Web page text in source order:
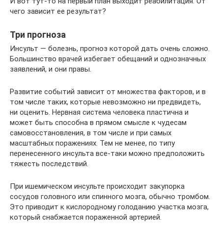
чего зависит ее результат?
Три прогноза
Инсульт — болезнь, прогноз которой дать очень сложно.
Большинство врачей избегает обещаний и однозначных
заявлений, и они правы.
Развитие событий зависит от множества факторов, и в
том числе таких, которые невозможно ни предвидеть,
ни оценить. Нервная система человека пластична и
может быть способна в прямом смысле к чудесам
самовосстановления, в том числе и при самых
масштабных поражениях. Тем не менее, по типу
перенесенного инсульта все-таки можно предположить
тяжесть последствий.
При ишемическом инсульте происходит закупорка
сосудов головного или спинного мозга, обычно тромбом.
Это приводит к кислородному голоданию участка мозга,
который снабжается пораженной артерией.